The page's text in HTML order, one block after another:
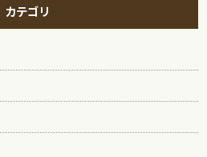
カテゴリ